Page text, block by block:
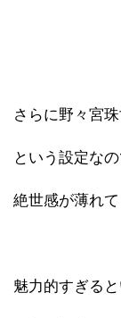
さらに野々宮
という設定な
絶世感が薄れて
魅力的すぎる